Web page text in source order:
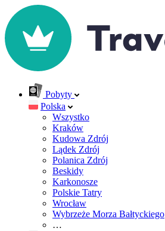
Pobyty
Polska
Wszystko
Kraków
Kudowa Zdrój
Lądek Zdrój
Polanica Zdrój
Beskidy
Karkonosze
Polskie Tatry
Wrocław
Wybrzeże Morza Bałtyckiego
…